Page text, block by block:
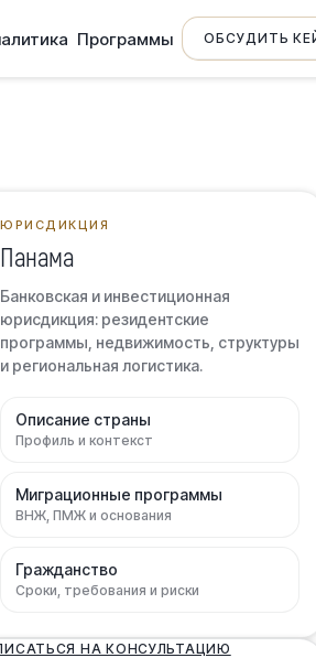
Программы ОБСУДИТЬ
ЮРИСДИКЦИЯ
Панама
Банковская и инвестиционная
юрисдикция: резидентские
программы, недвижимость, структуры
и региональная логистика.
Описание страны
Профиль и контекст
Миграционные программы
ВНЖ, ПМЖ и основания
Гражданство
Сроки, требования и риски
НА КОНСУЛЬТАЦИЮ